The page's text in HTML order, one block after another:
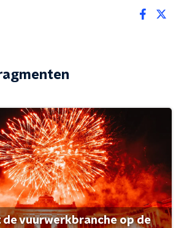
de vuurwerkbranche op de